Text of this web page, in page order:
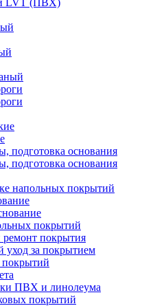
LVT (ПВХ)
подготовка основания
подготовка основания
напольных покрытий
покрытий
покрытия
уход за покрытием
покрытий
ПВХ и линолеума
покрытий